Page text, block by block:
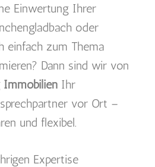
Einwertung Ihrer
oder
einfach zum Thema
Dann sind wir von
Ihr
vor Ort –
und flexibel.
Expertise